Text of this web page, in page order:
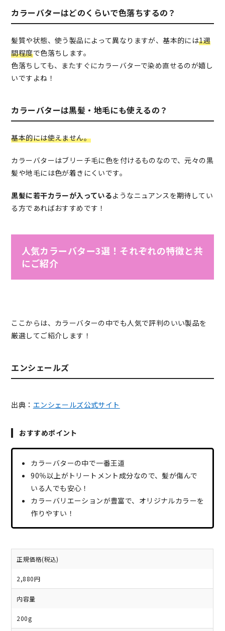
カラーバターはどのくらいで色落ちするの？
髪質や状態、使う製品によって異なりますが、基本的には1週
間程度で色落ちします。
色落ちしても、またすぐにカラーバターで染め直せるのが嬉し
いですよね！
カラーバターは黒髪・地毛にも使えるの？
基本的には使えません。
カラーバターはブリーチ毛に色を付けるものなので、元々の黒
髪や地毛には色が着きにくいです。
黒髪に若干カラーが入っているようなニュアンスを期待してい
る方であればおすすめです！
人気カラーバター3選！それぞれの特徴と共
にご紹介
ここからは、カラーバターの中でも人気で評判のいい製品を
厳選してご紹介します！
エンシェールズ
出典： エンシェールズ公式サイト
おすすめポイント
カラーバターの中で一番王道
90％以上がトリートメント成分なので、髪が傷んで
いる人でも安心！
カラーバリエーションが豊富で、オリジナルカラーを
作りやすい！
正規価格(税込)
2,880円
内容量
200g